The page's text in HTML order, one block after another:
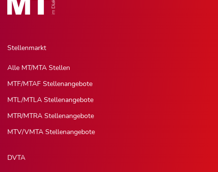
Stellenmarkt
Alle MT/MTA Stellen
MTF/MTAF Stellenangebote
MTL/MTLA Stellenangebote
MTR/MTRA Stellenangebote
MTV/VMTA Stellenangebote
DVTA